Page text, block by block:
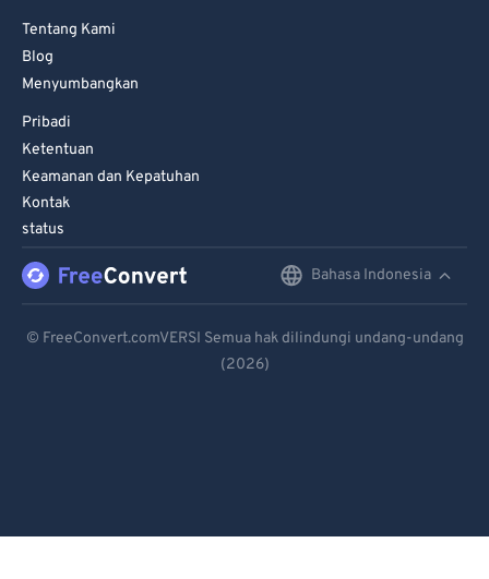
Tentang Kami
Blog
Menyumbangkan
Pribadi
Ketentuan
Keamanan dan Kepatuhan
Kontak
status
Bahasa Indonesia
Español
© FreeConvert.comVERSI Semua hak dilindungi undang-undang
(2026)